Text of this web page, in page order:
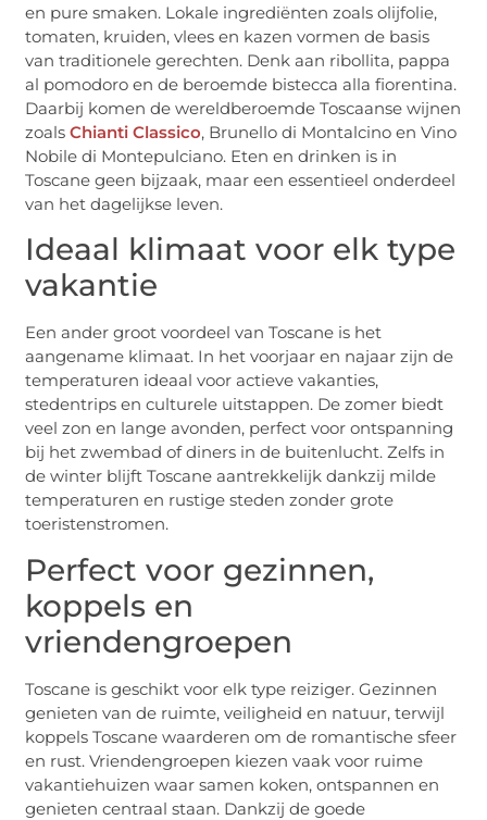
en pure smaken. Lokale ingrediënten zoals olijfolie,
tomaten, kruiden, vlees en kazen vormen de basis
van traditionele gerechten. Denk aan ribollita, pappa
al pomodoro en de beroemde bistecca alla fiorentina.
Daarbij komen de wereldberoemde Toscaanse wijnen
zoalsChianti Classico, Brunello di Montalcino en Vino
Nobile di Montepulciano. Eten en drinken is in
Toscane geen bijzaak, maar een essentieel onderdeel
van het dagelijkse leven.
Ideaal klimaat voor elk type
vakantie
Een ander groot voordeel van Toscane is het
aangename klimaat. In het voorjaar en najaar zijn de
temperaturen ideaal voor actieve vakanties,
stedentrips en culturele uitstappen. De zomer biedt
veel zon en lange avonden, perfect voor ontspanning
bij het zwembad of diners in de buitenlucht. Zelfs in
de winter blijft Toscane aantrekkelijk dankzij milde
temperaturen en rustige steden zonder grote
toeristenstromen.
Perfect voor gezinnen,
koppels en
vriendengroepen
Toscane is geschikt voor elk type reiziger. Gezinnen
genieten van de ruimte, veiligheid en natuur, terwijl
koppels Toscane waarderen om de romantische sfeer
en rust. Vriendengroepen kiezen vaak voor ruime
vakantiehuizen waar samen koken, ontspannen en
genieten centraal staan. Dankzij de goede